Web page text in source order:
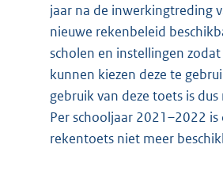
jaar na de inwerkingtreding
nieuwe rekenbeleid
scholen en instellingen
kunnen kiezen deze te
gebruik van deze toets is
Per schooljaar 2021–2022 is
rekentoets niet meer